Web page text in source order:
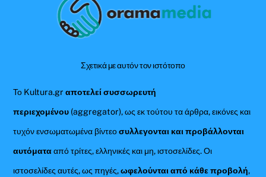
To
Σχετικά με αυτόν τον ιστότοπο
Το Kultura.grαποτελεί συσσωρευτή
περιεχομένου (aggregator), ως εκ τούτου τα άρθρα, εικόνες και
τυχόν ενσωματωμένα βίντεοσυλλεγονται και προβάλλονται
αυτόματααπό τρίτες, ελληνικές και μη, ιστοσελίδες. Οι
ιστοσελίδες αυτές, ως πηγές,ωφελούνται από κάθε προβολή,